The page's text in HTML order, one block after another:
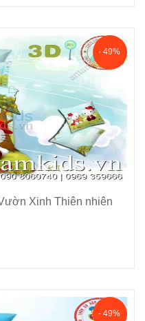
- 49%
Xinh Thiên nhiên
- 49%